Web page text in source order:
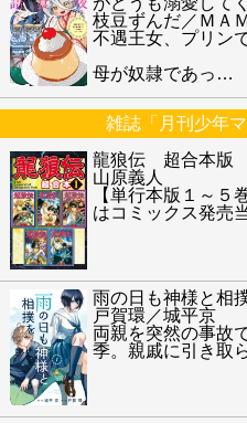
枝豆ずんだ／ＭＡ
不遇王女、プリン
母が奴隷であっ …
雑誌「月刊少年
龍狼伝 超合本版
山原義人
【単行本版１～
はコミックス発売
雨の日も神様と相
戸賀環／城平京
両親を突然の事故
季。親戚に引き取